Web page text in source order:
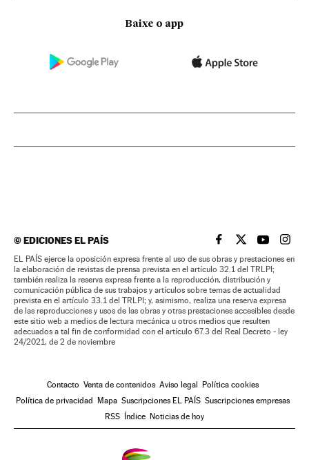
Baixe o app
©EDICIONES EL PAÍS EL PAÍS BRASIL EN
EL PAÍSEL PAÍS
EL
EL PAÍS ejerce la oposición expresa frente al uso de sus obras y prestaciones en
la elaboración de revistas de prensa prevista en el artículo 32.1 del TRLPI;
también realiza la reserva expresa frente a la reproducción, distribución y
comunicación pública de sus trabajos y artículos sobre temas de actualidad
prevista en el artículo 33.1 del TRLPI; y, asimismo, realiza una reserva expresa
de las reproducciones y usos de las obras y otras prestaciones accesibles desde
este sitio web a medios de lectura mecánica u otros medios que resulten
adecuados a tal fin de conformidad con el artículo 67.3 del Real Decreto - ley
24/2021, de 2 de noviembre
Contacto Venta de contenidos Aviso legal
Política cookies
Política de privacidad
Mapa Suscripciones EL PAÍS Suscripciones empresas
RSS
Índice Noticias de hoy